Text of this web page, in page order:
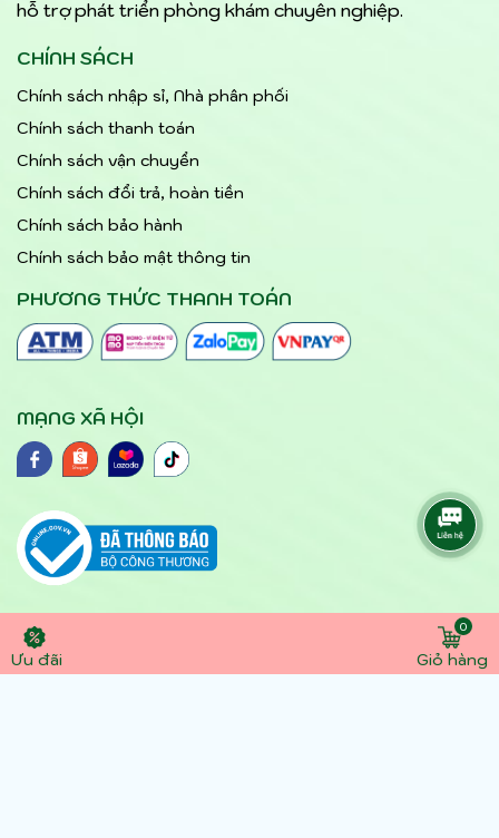
Ưu đãi Giỏ hàng
0
hỗ trợ phát triển phòng khám chuyên nghiệp.
CHÍNH SÁCH
Chính sách nhập sỉ, Nhà phân phối
Chính sách thanh toán
Chính sách vận chuyển
Chính sách đổi trả, hoàn tiền
Chính sách bảo hành
Chính sách bảo mật thông tin
PHƯƠNG THỨC THANH TOÁN
MẠNG XÃ HỘI
© 2024 yteloc.vn. Hộ kinh doanh Bảo hộ lao động
- dụng cụ y tế Lộc số DKKD : 41N8030668G đăng